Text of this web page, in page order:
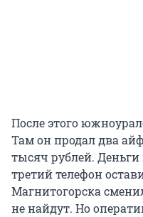
После этого
Там он продал два
тысяч рублей.
третий телефон
Магнитогорска
не найдут. Но